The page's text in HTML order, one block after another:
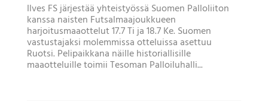
Ilves FS järjestää yhteistyössä Suomen Palloliiton
kanssa naisten Futsalmaajoukkueen
harjoitusmaaottelut 17.7 Ti ja 18.7 Ke. Suomen
vastustajaksi molemmissa otteluissa asettuu
Ruotsi. Pelipaikkana näille historiallisille
maaotteluille toimii Tesoman Palloiluhalli...